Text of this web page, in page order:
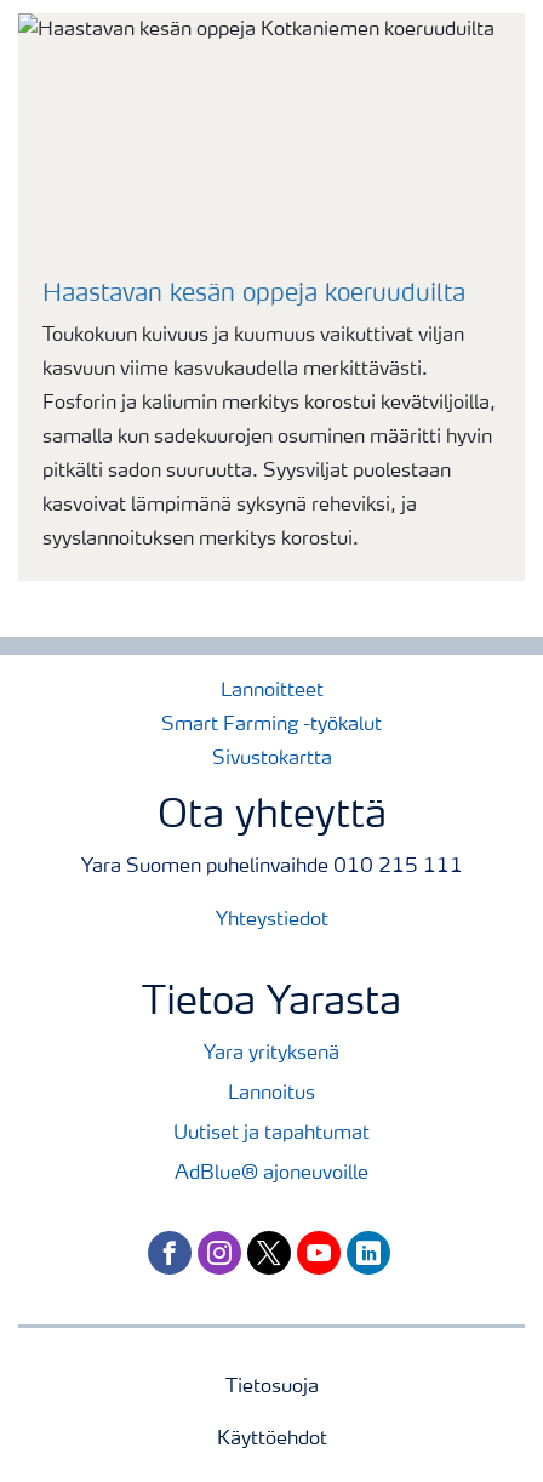
Haastavan kesän oppeja koeruuduilta
Toukokuun kuivuus ja kuumuus vaikuttivat viljan
kasvuun viime kasvukaudella merkittävästi.
Fosforin ja kaliumin merkitys korostui kevätviljoilla,
samalla kun sadekuurojen osuminen määritti hyvin
pitkälti sadon suuruutta. Syysviljat puolestaan
kasvoivat lämpimänä syksynä reheviksi, ja
syyslannoituksen merkitys korostui.
Lannoitteet
Smart Farming -työkalut
Sivustokartta
Ota yhteyttä
Yara Suomen puhelinvaihde 010 215 111
Yhteystiedot
Tietoa Yarasta
Yara yrityksenä
Lannoitus
Uutiset ja tapahtumat
AdBlue® ajoneuvoille
facebookinstagram
twitteryoutubelinkedin
Tietosuoja
Käyttöehdot